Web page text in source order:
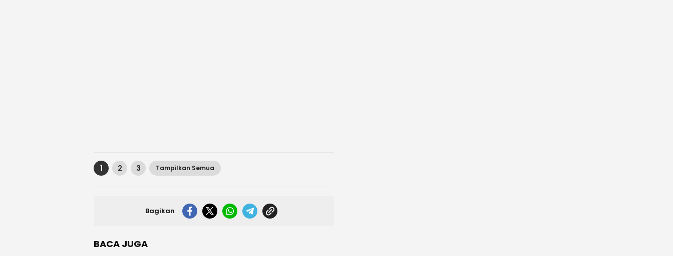
1 2 3 Tampilkan Semua
Bagikan
BACA JUGA